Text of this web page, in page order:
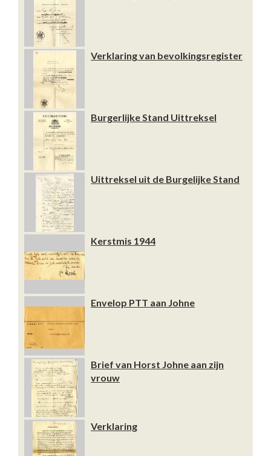
Verklaring van bevolkingsregister
Burgerlijke Stand Uittreksel
Uittreksel uit de Burgelijke Stand
Kerstmis 1944
Envelop PTT aan Johne
Brief van Horst Johne aan zijn
vrouw
Verklaring